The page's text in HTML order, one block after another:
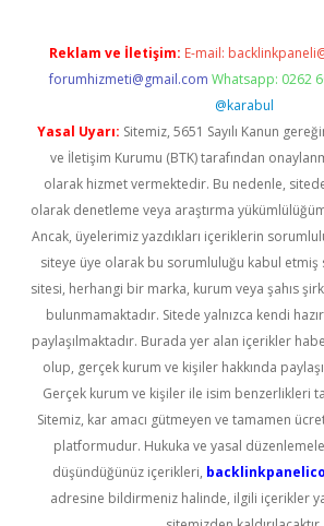
Reklam ve İletişim: E-mail:
forumhizmeti@gmail.com Whatsapp: 0262
@karabul
Yasal Uyarı: Sitemiz, 5651 Sayılı Kanun
ve İletişim Kurumu (BTK) tarafından
olarak hizmet vermektedir. Bu nedenle,
olarak denetleme veya araştırma
Ancak, üyelerimiz yazdıkları içeriklerin
siteye üye olarak bu sorumluluğu kabul etmiş
sitesi, herhangi bir marka, kurum veya şahıs
bulunmamaktadır. Sitede yalnızca kendi
paylaşılmaktadır. Burada yer alan içerikler
olup, gerçek kurum ve kişiler hakkında
Gerçek kurum ve kişiler ile isim benzerlikleri
Sitemiz, kar amacı gütmeyen ve tamamen
platformudur. Hukuka ve yasal
düşündüğünüz içerikleri,
adresine bildirmeniz halinde, ilgili içerikler